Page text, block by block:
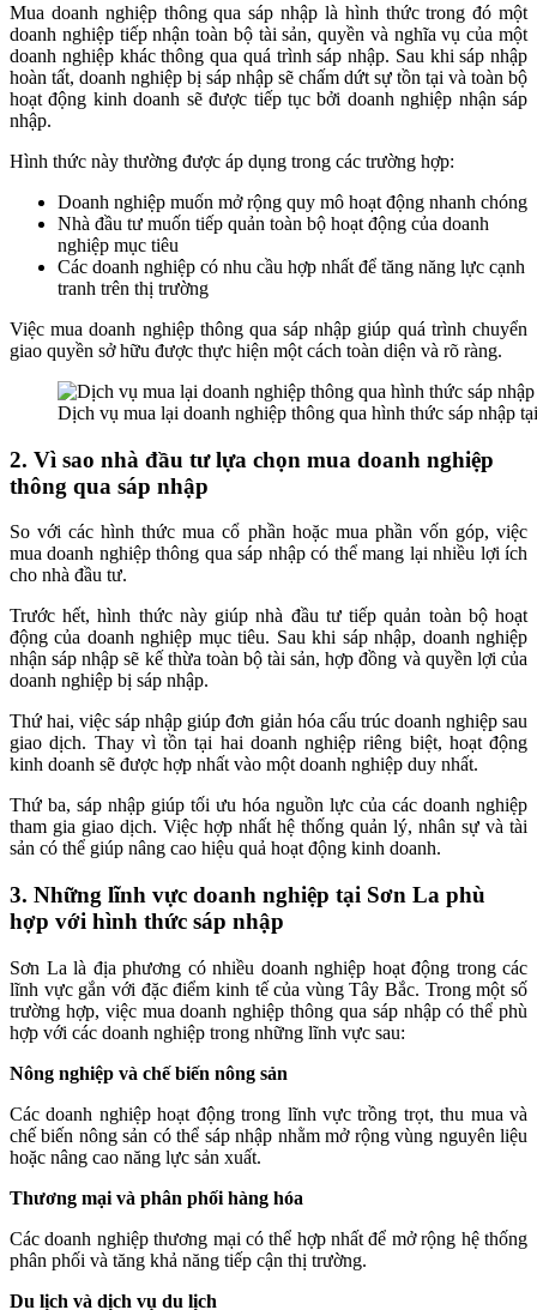
Mua doanh nghiệp thông qua sáp nhập là hình thức trong đó một
doanh nghiệp tiếp nhận toàn bộ tài sản, quyền và nghĩa vụ của một
doanh nghiệp khác thông qua quá trình sáp nhập. Sau khi sáp nhập
hoàn tất, doanh nghiệp bị sáp nhập sẽ chấm dứt sự tồn tại và toàn bộ
hoạt động kinh doanh sẽ được tiếp tục bởi doanh nghiệp nhận sáp
nhập.
Hình thức này thường được áp dụng trong các trường hợp:
Doanh nghiệp muốn mở rộng quy mô hoạt động nhanh chóng
Nhà đầu tư muốn tiếp quản toàn bộ hoạt động của doanh
nghiệp mục tiêu
Các doanh nghiệp có nhu cầu hợp nhất để tăng năng lực cạnh
tranh trên thị trường
Việc mua doanh nghiệp thông qua sáp nhập giúp quá trình chuyển
giao quyền sở hữu được thực hiện một cách toàn diện và rõ ràng.
Dịch vụ mua lại doanh nghiệp thông qua hình thức sáp nhập
2. Vì sao nhà đầu tư lựa chọn mua doanh nghiệp
thông qua sáp nhập
So với các hình thức mua cổ phần hoặc mua phần vốn góp, việc
mua doanh nghiệp thông qua sáp nhập có thể mang lại nhiều lợi ích
cho nhà đầu tư.
Trước hết, hình thức này giúp nhà đầu tư tiếp quản toàn bộ hoạt
động của doanh nghiệp mục tiêu. Sau khi sáp nhập, doanh nghiệp
nhận sáp nhập sẽ kế thừa toàn bộ tài sản, hợp đồng và quyền lợi của
doanh nghiệp bị sáp nhập.
Thứ hai, việc sáp nhập giúp đơn giản hóa cấu trúc doanh nghiệp sau
giao dịch. Thay vì tồn tại hai doanh nghiệp riêng biệt, hoạt động
kinh doanh sẽ được hợp nhất vào một doanh nghiệp duy nhất.
Thứ ba, sáp nhập giúp tối ưu hóa nguồn lực của các doanh nghiệp
tham gia giao dịch. Việc hợp nhất hệ thống quản lý, nhân sự và tài
sản có thể giúp nâng cao hiệu quả hoạt động kinh doanh.
3. Những lĩnh vực doanh nghiệp tại Sơn La phù
hợp với hình thức sáp nhập
Sơn La là địa phương có nhiều doanh nghiệp hoạt động trong các
lĩnh vực gắn với đặc điểm kinh tế của vùng Tây Bắc. Trong một số
trường hợp, việc mua doanh nghiệp thông qua sáp nhập có thể phù
hợp với các doanh nghiệp trong những lĩnh vực sau:
Nông nghiệp và chế biến nông sản
Các doanh nghiệp hoạt động trong lĩnh vực trồng trọt, thu mua và
chế biến nông sản có thể sáp nhập nhằm mở rộng vùng nguyên liệu
hoặc nâng cao năng lực sản xuất.
Thương mại và phân phối hàng hóa
Các doanh nghiệp thương mại có thể hợp nhất để mở rộng hệ thống
phân phối và tăng khả năng tiếp cận thị trường.
Du lịch và dịch vụ du lịch